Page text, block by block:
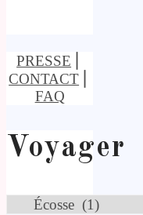
PRESSE
CONTACT
FAQ
Voyager